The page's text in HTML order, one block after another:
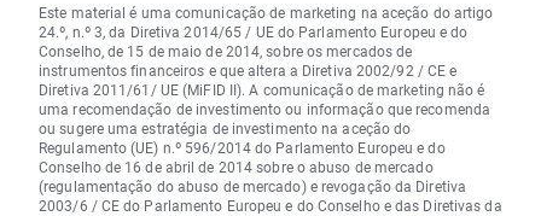
Este material é uma comunicação de marketing na aceção do artigo
24.º, n.º 3, da Diretiva 2014/65 / UE do Parlamento Europeu e do
Conselho, de 15 de maio de 2014, sobre os mercados de
instrumentos financeiros e que altera a Diretiva 2002/92 / CE e
Diretiva 2011/61/ UE (MiFID II). A comunicação de marketing não é
uma recomendação de investimento ou informação que recomenda
ou sugere uma estratégia de investimento na aceção do
Regulamento (UE) n.º 596/2014 do Parlamento Europeu e do
Conselho de 16 de abril de 2014 sobre o abuso de mercado
(regulamentação do abuso de mercado) e revogação da Diretiva
2003/6 / CE do Parlamento Europeu e do Conselho e das Diretivas da